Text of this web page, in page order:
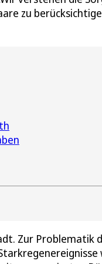
zu
Zur Problematik